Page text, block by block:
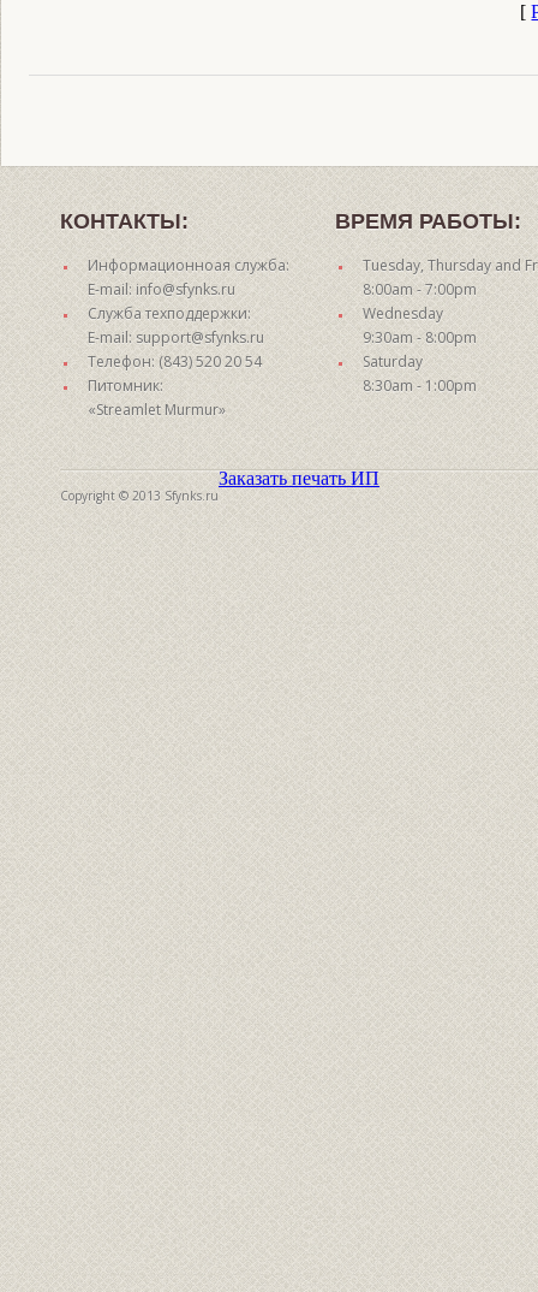
[
КОНТАКТЫ:
Информационноая служба:
E-mail: info@sfynks.ru
Служба техподдержки:
E-mail: support@sfynks.ru
Телефон: (843) 520 20 54
Питомник:
«Streamlet Murmur»
ВРЕМЯ РАБОТЫ:
Tuesday, Thursday and
8:00am - 7:00pm
Wednesday
9:30am - 8:00pm
Saturday
8:30am - 1:00pm
Copyright © 2013 Sfynks.ru
Заказать печать ИП